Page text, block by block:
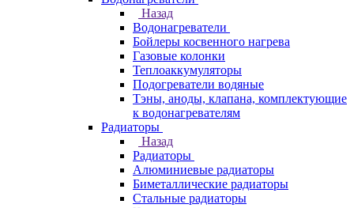
Назад
Водонагреватели
Бойлеры косвенного нагрева
Газовые колонки
Теплоаккумуляторы
Подогреватели водяные
Тэны, аноды, клапана, комплектующие
к водонагревателям
Радиаторы
Назад
Радиаторы
Алюминиевые радиаторы
Биметаллические радиаторы
Стальные радиаторы